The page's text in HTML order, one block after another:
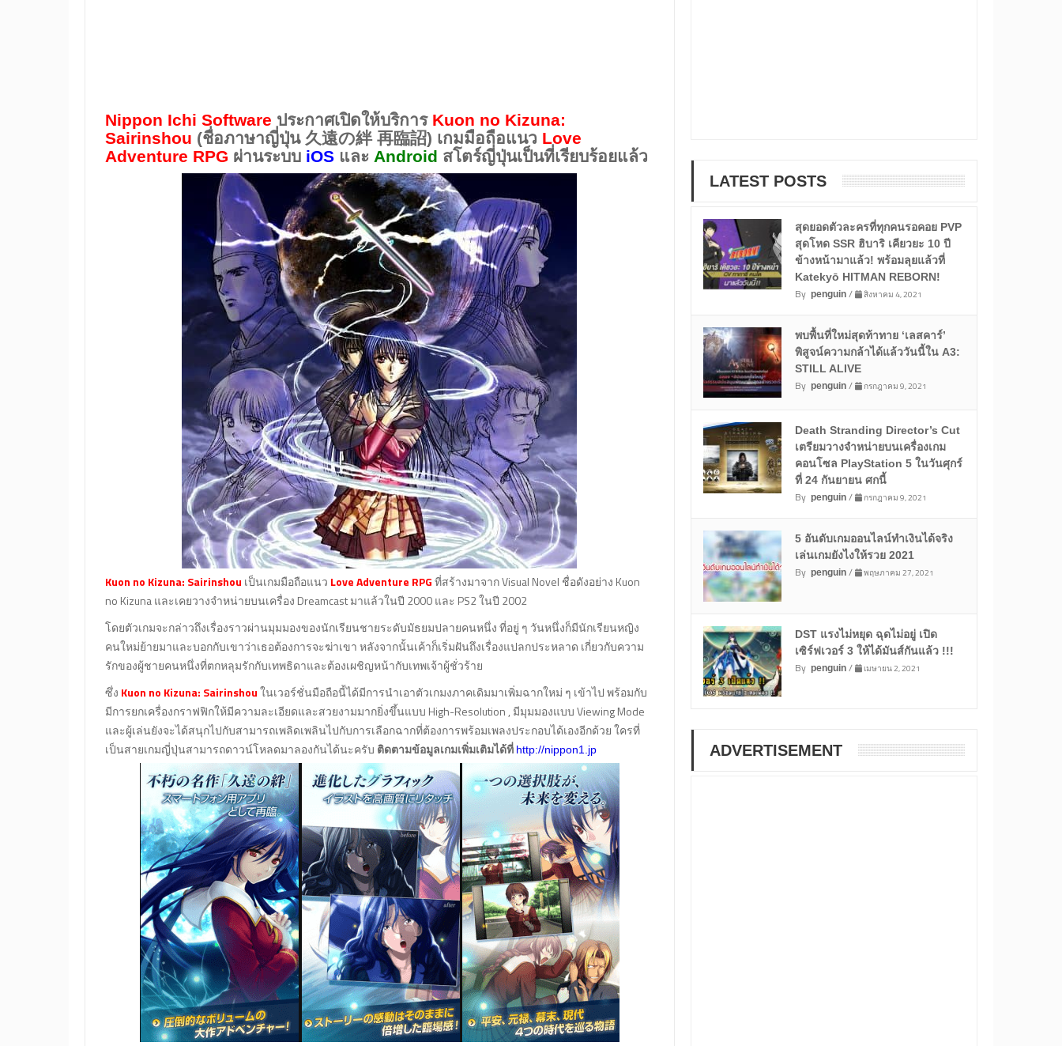
Nippon Ichi Software ประกาศเปิดให้บริการ Kuon no Kizuna:
Sairinshou (ชื่อภาษาญี่ปุ่น 久遠の絆 再臨詔) เกมมือถือแนว Love
Adventure RPG ผ่านระบบ iOS และ Android สโตร์ญี่ปุ่นเป็นที่เรียบร้อยแล้ว
Kuon no Kizuna: Sairinshou เป็นเกมมือถือแนว Love Adventure RPGที่สร้างมาจาก Visual Novel ชื่อดังอย่าง Kuon
no Kizuna และเคยวางจำหน่ายบนเครื่อง Dreamcast มาแล้วในปี 2000 และ PS2 ในปี 2002
โดยตัวเกมจะกล่าวถึงเรื่องราวผ่านมุมมองของนักเรียนชายระดับมัธยมปลายคนหนึ่ง ที่อยู่ ๆ วันหนึ่งก็มีนักเรียนหญิง
คนใหม่ย้ายมาและบอกกับเขาว่าเธอต้องการจะฆ่าเขา หลังจากนั้นเค้าก็เริ่มฝันถึงเรื่องแปลกประหลาด เกี่ยวกับความ
รักของผู้ชายคนหนึ่งที่ตกหลุมรักกับเทพธิดาและต้องเผชิญหน้ากับเทพเจ้าผู้ชั่วร้าย
ซึ่ง Kuon no Kizuna: Sairinshouในเวอร์ชั่นมือถือนี้ได้มีการนำเอาตัวเกมงภาคเดิมมาเพิ่มฉากใหม่ ๆ เข้าไป พร้อมกับ
มีการยกเครื่องกราฟฟิกให้มีความละเอียดและสวยงามมากยิ่งขึ้นแบบ High-Resolution , มีมุมมองแบบ Viewing Mode
และผู้เล่นยังจะได้สนุกไปกับสามารถเพลิดเพลินไปกับการเลือกฉากที่ต้องการพร้อมเพลงประกอบได้เองอีกด้วย ใครที่
เป็นสายเกมญี่ปุ่นสามารถดาวน์โหลดมาลองกันได้นะครับ ติดตามข้อมูลเกมเพิ่มเติมได้ที่ http://nippon1.jp
LATEST POSTS
สุดยอดตัวละครที่ทุกคนรอคอย PVP
สุดโหด SSR ฮิบาริ เคียวยะ 10 ปี
ข้างหน้ามาแล้ว! พร้อมลุยแล้วที่
Katekyō HITMAN REBORN!
By penguin/ สิงหาคม 4, 2021
พบพื้นที่ใหม่สุดท้าทาย ‘เลสคาร์’
พิสูจน์ความกล้าได้แล้ววันนี้ใน A3:
STILL ALIVE
By penguin/ กรกฎาคม 9, 2021
Death Stranding Director’s Cut
เตรียมวางจำหน่ายบนเครื่องเกม
คอนโซล PlayStation 5 ในวันศุกร์
ที่ 24 กันยายน ศกนี้
By penguin/ กรกฎาคม 9, 2021
5 อันดับเกมออนไลน์ทำเงินได้จริง
เล่นเกมยังไงให้รวย 2021
By penguin/ พฤษภาคม 27, 2021
DST แรงไม่หยุด ฉุดไม่อยู่ เปิด
เซิร์ฟเวอร์ 3 ให้ได้มันส์กันแล้ว !!!
By penguin/ เมษายน 2, 2021
ADVERTISEMENT